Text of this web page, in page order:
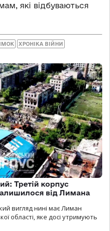
які відбуваються
ХРОНІКА ВІЙНИ
Третій корпус
від Лимана
вигляд нині має Лиман
області, яке досі утримують